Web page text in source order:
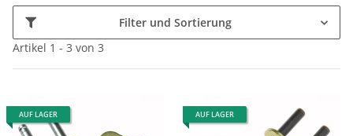
Filter und Sortierung
Artikel 1 - 3 von 3
AUF LAGER AUF LAGER